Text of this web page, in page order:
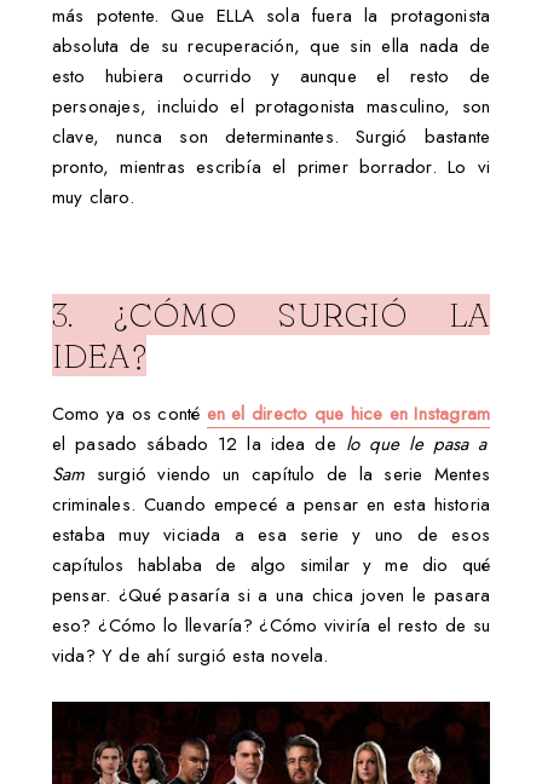
más potente. Que ELLA sola fuera la protagonista
absoluta de su recuperación, que sin ella nada de
esto hubiera ocurrido y aunque el resto de
personajes, incluido el protagonista masculino, son
clave, nunca son determinantes. Surgió bastante
pronto, mientras escribía el primer borrador. Lo vi
muy claro.
3. ¿CÓMO SURGIÓ LA
IDEA?
Como ya os conté en el directo que hice en Instagram
el pasado sábado 12 la idea de lo que le pasa a
Sam surgió viendo un capítulo de la serie Mentes
criminales. Cuando empecé a pensar en esta historia
estaba muy viciada a esa serie y uno de esos
capítulos hablaba de algo similar y me dio qué
pensar. ¿Qué pasaría si a una chica joven le pasara
eso? ¿Cómo lo llevaría? ¿Cómo viviría el resto de su
vida? Y de ahí surgió esta novela.